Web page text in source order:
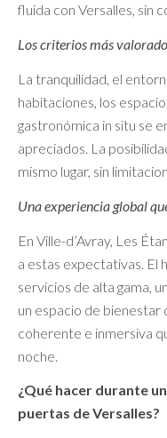
fluida con Versalles, sin
Los criterios más
La tranquilidad, el
habitaciones, los
gastronómica in situ se
apreciados. La
mismo lugar, sin
Una experiencia global
En Ville-d’Avray, Les
a estas expectativas. El
servicios de alta gama,
un espacio de bienestar
coherente e inmersiva
noche.
¿Qué hacer durante
puertas de Versalles?